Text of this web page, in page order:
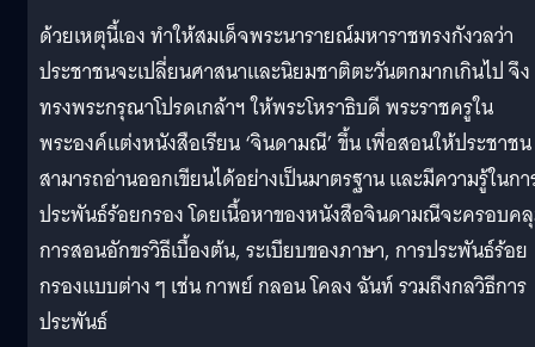
ด้วยเหตุนี้เอง ทำให้สมเด็จพระนารายณ์มหาราชทรงกังวลว่า
ประชาชนจะเปลี่ยนศาสนาและนิยมชาติตะวันตกมากเกินไป จึง
ทรงพระกรุณาโปรดเกล้าฯ ให้พระโหราธิบดี พระราชครูใน
พระองค์แต่งหนังสือเรียน ‘จินดามณี’ ขึ้น เพื่อสอนให้ประชาชน
สามารถอ่านออกเขียนได้อย่างเป็นมาตรฐาน และมีความรู้ในก
ประพันธ์ร้อยกรอง โดยเนื้อหาของหนังสือจินดามณีจะครอบค
การสอนอักขรวิธีเบื้องต้น, ระเบียบของภาษา, การประพันธ์ร้อย
กรองแบบต่าง ๆ เช่น กาพย์ กลอน โคลง ฉันท์ รวมถึงกลวิธีการ
ประพันธ์